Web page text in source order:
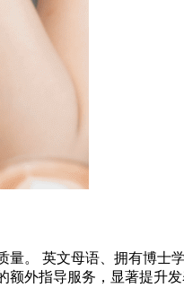
。 英文母语、拥有博士
外指导服务，显著提升发